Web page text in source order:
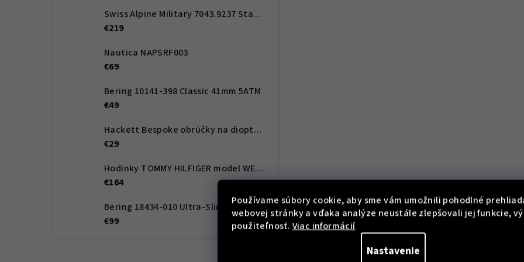
Používame súbory cookie, aby sme vám umožnili pohodlné
webovej stránky a vďaka analýze neustále zlepšovali jej funkcie,
použiteľnosť.Viac informácií
Nastavenie
Swiss Alpine Military 7043.9237 Star Fighter Saphirglas Chrono 46 mm
€219
Nautica NAPSRF003
€69
Bering 10141-398 Classic 41mm 5ATM
€49
Hackett Bespoke obrúčky na dioptrické okuliare HEB262 02 54 - Pánské
€29
Hodinky TOMMY HILFIGER model WESLE 1710627
€164
Bering 18434-010 Ultra-Slim 34mm 3ATM
€99